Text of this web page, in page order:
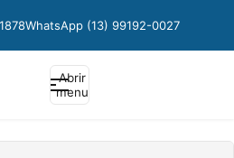
WhatsApp (13) 99192-0027
Abrir
menu